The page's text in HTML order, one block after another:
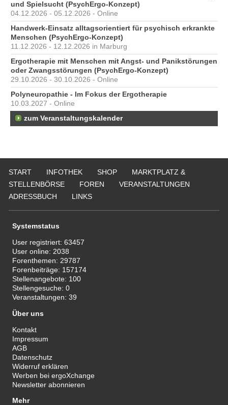
und Spielsucht (PsychErgo-Konzept)
04.12.2026 - 05.12.2026 - Online
Handwerk-Einsatz alltagsorientiert für psychisch erkrankte
Menschen (PsychErgo-Konzept)
11.12.2026 - 12.12.2026 in Marburg
Ergotherapie mit Menschen mit Angst- und Panikstörungen
oder Zwangsstörungen (PsychErgo-Konzept)
29.10.2026 - 30.10.2026 - Online
Polyneuropathie - Im Fokus der Ergotherapie
10.03.2027 - Online
zum Veranstaltungskalender
START INFOTHEK SHOP
MARKTPLATZ &
STELLENBÖRSE
FOREN
VERANSTALTUNGEN
ADRESSBUCH
LINKS
Systemstatus
User registriert:63457
User online: 2038
Forenthemen: 29787
Forenbeiträge: 157174
Stellenangebote: 100
Stellengesuche:0
Veranstaltungen:39
Über uns
Kontakt
Impressum
AGB
Datenschutz
Widerruf erklären
Werben bei ergoXchange
Newsletter abonnieren
Mehr